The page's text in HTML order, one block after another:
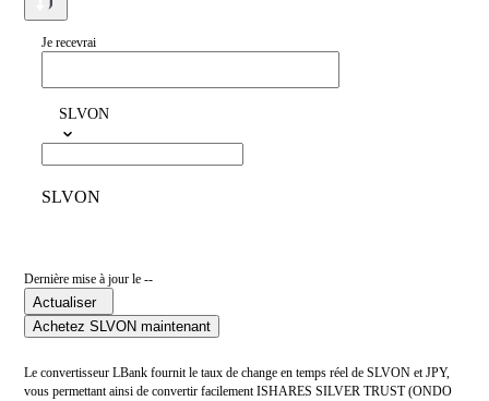
Je recevrai
SLVON
SLVON
Dernière mise à jour le --
Actualiser
Achetez SLVON maintenant
Le convertisseur LBank fournit le taux de change en temps réel de SLVON et JPY,
vous permettant ainsi de convertir facilement ISHARES SILVER TRUST (ONDO